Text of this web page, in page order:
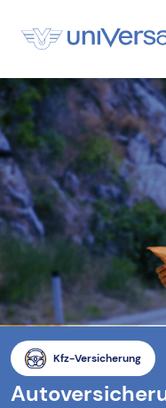
Kfz-Versicherung